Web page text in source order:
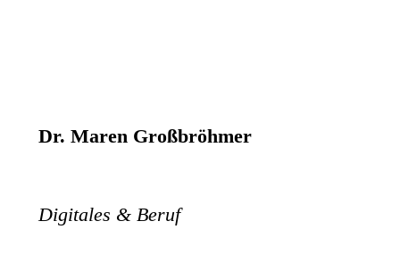
Dr. Maren Großbröhmer
Digitales & Beruf